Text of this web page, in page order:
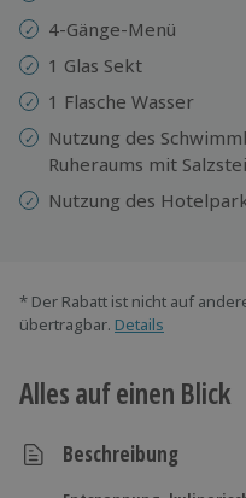
4-Gänge-Menü
1 Glas Sekt
1 Flasche Wasser
Nutzung des
Ruheraums mit
Nutzung des
* Der Rabatt ist nicht auf
übertragbar. Details
Alles auf einen Blick
Beschreibung